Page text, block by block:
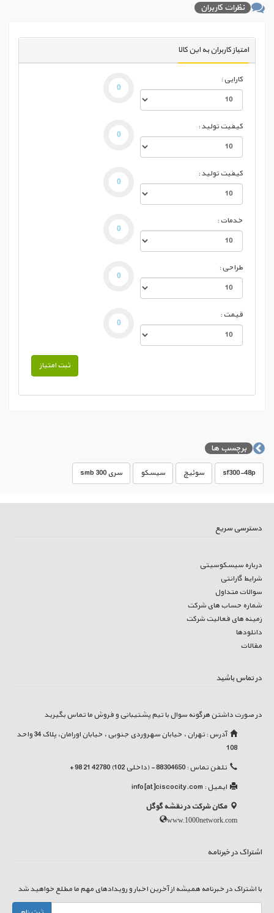
نظرات کاربران
امتیاز کاربران به این کالا
کارایی :
کیفیت تولید :
کیفیت تولید :
خدمات :
طراحی :
قیمت :
برچسب ها
sf300-48p سوئیچ سیسکو سری 300 smb
دسترسی سریع
درباره سیسکوسیتی
شرایط گارانتی
سوالات متداول
شماره حساب های شرکت
زمینه های فعالیت شرکت
دانلودها
مقالات
در تماس باشید
در صورت داشتن هرگونه سوال با تیم پشتیبانی و فروش ما تماس بگیرید
آدرس : تهران ، خیابان سهروردی جنوبی ، خیابان اورامان، پلاک 34 واحد
108
تلفن تماس : 88304650 - (داخلی 102) 42780 21 98 +
ایمیل : info[at]ciscocity.com
مکان شرکت در نقشه گوگل
www.1000network.com
اشتراک در خبرنامه
با اشتراک در خبرنامه همیشه از آخرین اخبار و رویدادهای مهم ما مطلع خواهید شد